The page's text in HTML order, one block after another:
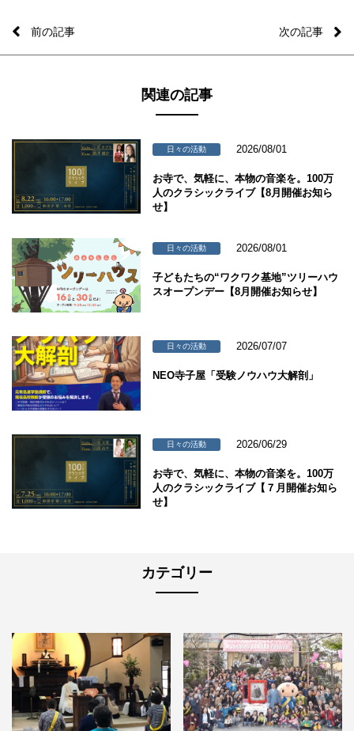
前の記事 次の記事
関連の記事
日々の活動 2026/08/01
お寺で、気軽に、本物の音楽を。100万
人のクラシックライブ【8月開催お知ら
せ】
日々の活動 2026/08/01
子どもたちの“ワクワク基地”ツリーハウ
スオープンデー【8月開催お知らせ】
日々の活動 2026/07/07
NEO寺子屋「受験ノウハウ大解剖」
日々の活動 2026/06/29
お寺で、気軽に、本物の音楽を。100万
人のクラシックライブ【７月開催お知ら
せ】
カテゴリー